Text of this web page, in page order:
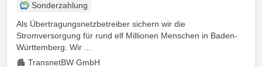
Sonderzahlung
Als Übertragungsnetzbetreiber sichern wir die
Stromversorgung für rund elf Millionen Menschen in Baden-
Württemberg. Wir ...
TransnetBW GmbH